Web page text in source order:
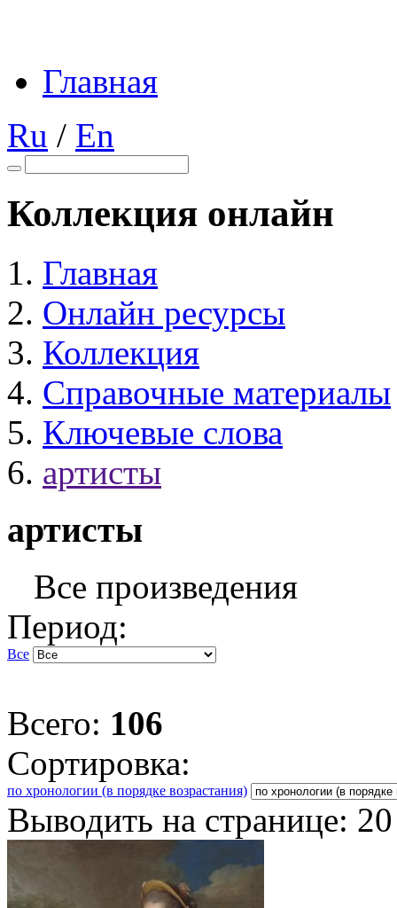
Главная
Ru / En
Коллекция онлайн
Главная
Онлайн ресурсы
Коллекция
Справочные материалы
Ключевые слова
артисты
артисты
Все произведения
Период:
Все
Всего: 106
Сортировка:
по хронологии (в порядке возрастания)
Выводить на странице: 20